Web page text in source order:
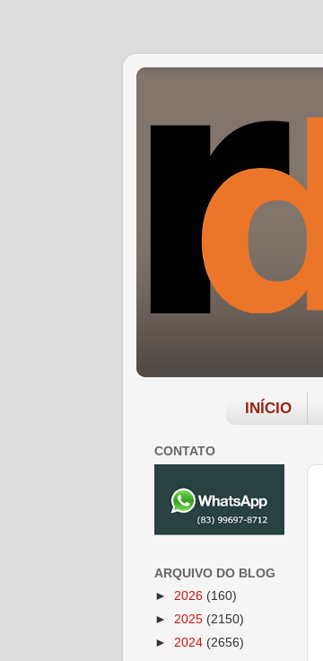
INÍCIO
CONTATO
ARQUIVO DO BLOG
► 2026 (160)
► 2025 (2150)
► 2024 (2656)